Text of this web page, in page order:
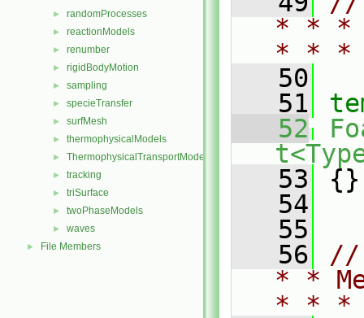
► randomProcesses
► reactionModels
► renumber
► rigidBodyMotion
► sampling
► specieTransfer
► surfMesh
► thermophysicalModels
► ThermophysicalTransportModels
► tracking
► triSurface
► twoPhaseModels
► waves
► File Members
* * *
* *
   50
   51
   52
   53
{}
   54
   55
   56
//
* *
* *